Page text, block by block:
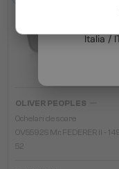
OLIVER PEOPLES
Ochelari de soare
OV5592S Mr. FEDERER II -
52
Franța
Italia /